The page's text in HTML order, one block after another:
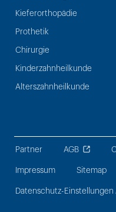
Kieferorthopädie
Prothetik
Chirurgie
Kinderzahnheilkunde
Alterszahnheilkunde
Partner AGB
Impressum Sitemap
Datenschutz-Einstellungen